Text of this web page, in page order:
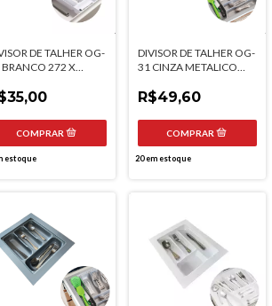
DE TALHER OG-
272 X
estoque
DIVISOR DE TALHER OG-
31 CINZA METALICO
MOLDPLAST
R$49,60
20em estoque